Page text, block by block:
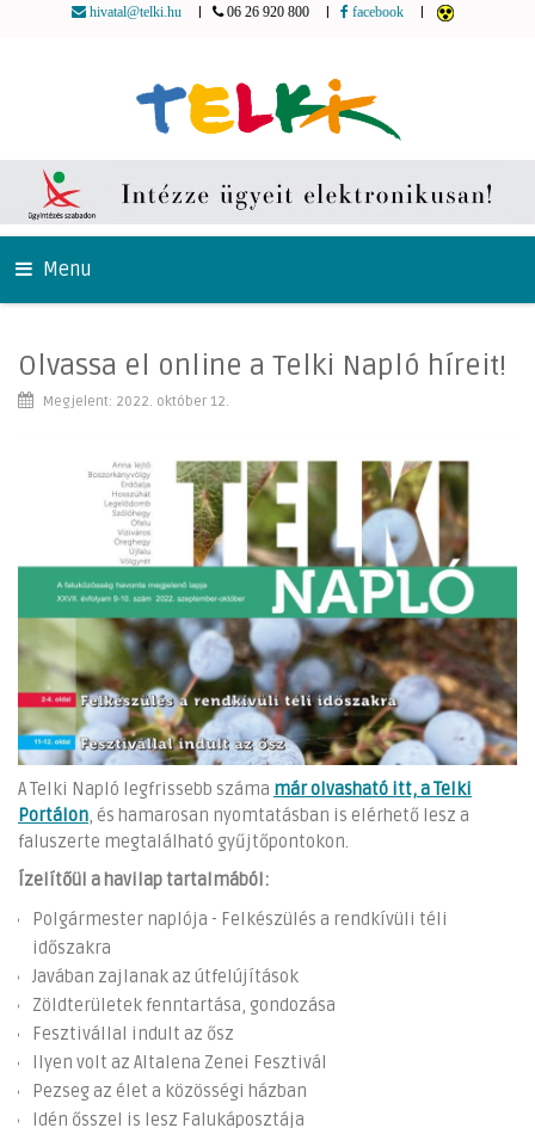
hivatal@telki.hu 06 26 920 800 facebook
Menu
Olvassa el online a Telki Napló híreit!
Megjelent: 2022. október 12.
A Telki Napló legfrissebb száma már olvasható itt, a Telki
Portálon, és hamarosan nyomtatásban is elérhető lesz a
faluszerte megtalálható gyűjtőpontokon.
Ízelítőül a havilap tartalmából:
Polgármester naplója - Felkészülés a rendkívüli téli
időszakra
Javában zajlanak az útfelújítások
Zöldterületek fenntartása, gondozása
Fesztivállal indult az ősz
Ilyen volt az Altalena Zenei Fesztivál
Pezseg az élet a közösségi házban
Idén ősszel is lesz Falukáposztája